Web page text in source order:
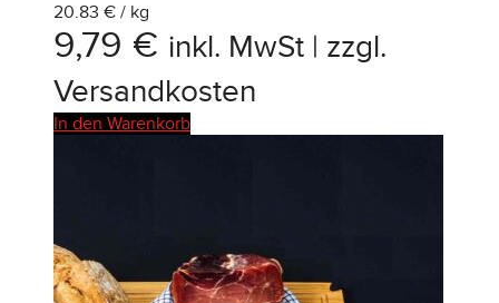
20.83 € / kg
9,79 € inkl. MwSt | zzgl.
Versandkosten
In den Warenkorb